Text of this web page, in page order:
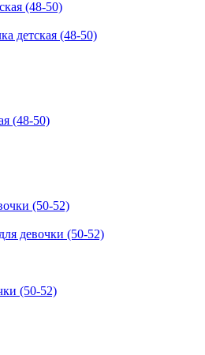
детская (48-50)
(48-50)
девочки (50-52)
(50-52)